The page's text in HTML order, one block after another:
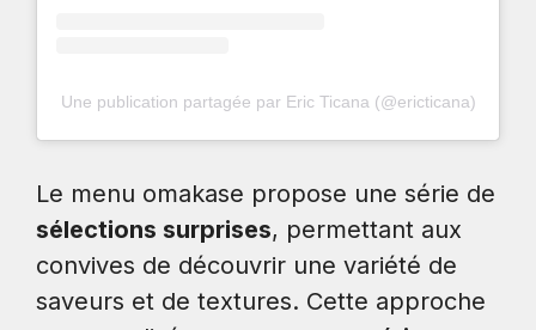
Une publication partagée par Eric Ticana (@ericticana)
Le menu omakase propose une série de
sélections surprises, permettant aux
convives de découvrir une variété de
saveurs et de textures. Cette approche